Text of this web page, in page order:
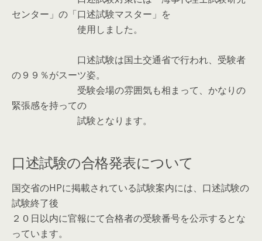
センター」の「口述試験マスター」を
使用しました。
口述試験は国土交通省で行われ、受験者
の９９％がスーツ姿。
受験会場の雰囲気も相まって、かなりの
緊張感を持っての
試験となります。
口述試験の合格発表について
国交省のHPに掲載されている試験案内には、口述試験の
試験終了後
２０日以内に官報にて合格者の受験番号を公示するとな
っています。